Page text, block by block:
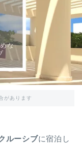
があります
ルーシブに宿泊し